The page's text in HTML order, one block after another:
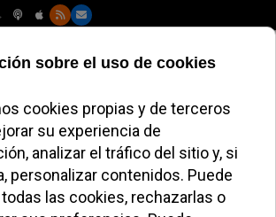
cada tres
del Mundial